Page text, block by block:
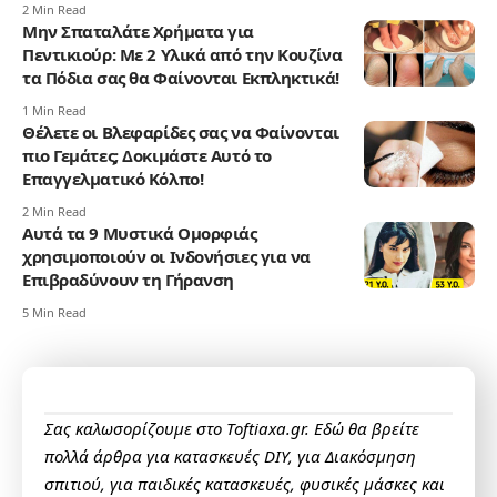
2 Min Read
Μην Σπαταλάτε Χρήματα για
Πεντικιούρ: Με 2 Υλικά από την Κουζίνα
τα Πόδια σας θα Φαίνονται Εκπληκτικά!
1 Min Read
Θέλετε οι Βλεφαρίδες σας να Φαίνονται
πιο Γεμάτες; Δοκιμάστε Αυτό το
Επαγγελματικό Κόλπο!
2 Min Read
Αυτά τα 9 Μυστικά Ομορφιάς
χρησιμοποιούν οι Ινδονήσιες για να
Επιβραδύνουν τη Γήρανση
5 Min Read
Σας καλωσορίζουμε στο Toftiaxa.gr. Εδώ θα βρείτε
πολλά άρθρα για κατασκευές DIY, για Διακόσμηση
σπιτιού, για παιδικές κατασκευές, φυσικές μάσκες και